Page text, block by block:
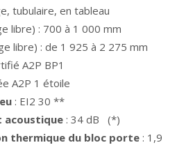
tubulaire, en tableau
libre) : 700 à 1 000 mm
libre) : de 1 925 à 2 275 mm
A2P BP1
A2P 1 étoile
: EI2 30 **
acoustique : 34 dB (*)
thermique du bloc porte : 1,9